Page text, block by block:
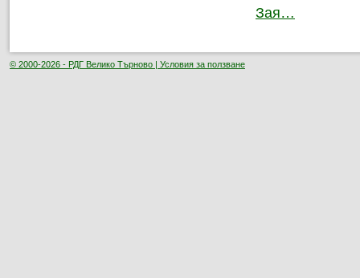
Зая…
© 2000-2026 - РДГ Велико Търново | Условия за ползване